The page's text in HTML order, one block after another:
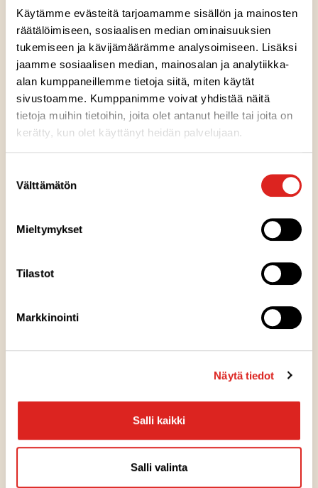
Käytämme evästeitä tarjoamamme sisällön ja mainosten
räätälöimiseen, sosiaalisen median ominaisuuksien
tukemiseen ja kävijämäärämme analysoimiseen. Lisäksi
jaamme sosiaalisen median, mainosalan ja analytiikka-
alan kumppaneillemme tietoja siitä, miten käytät
sivustoamme. Kumppanimme voivat yhdistää näitä
tietoja muihin tietoihin, joita olet antanut heille tai joita on
kerätty, kun olet käyttänyt heidän palvelujaan.
valinta
Välttämätön
Mieltymykset
Tilastot
Markkinointi
Näytä tiedot
Salli kaikki
Salli valinta
Ravintosisältö
Säilytysohje
Pakkausinfo
luontevana osana arkea